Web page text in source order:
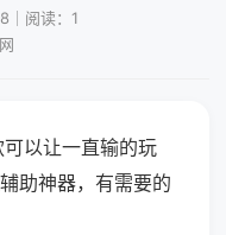
｜阅读：1
以让一直输的玩
助神器，有需要的